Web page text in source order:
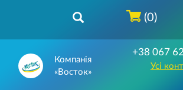
Компанія
«Восток»
+38 067
Усі
(0)